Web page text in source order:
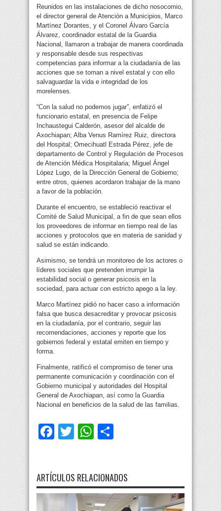
Reunidos en las instalaciones de dicho nosocomio,
el director general de Atención a Municipios, Marco
Martínez Dorantes, y el Coronel Álvaro García
Álvarez, coordinador estatal de la Guardia
Nacional, llamaron a trabajar de manera coordinada
y responsable desde sus respectivas
competencias para informar a la ciudadanía de las
acciones que se toman a nivel estatal y con ello
salvaguardar la vida e integridad de los
morelenses.
“Con la salud no podemos jugar”, enfatizó el
funcionario estatal, en presencia de Felipe
Inchaustegui Calderón, asesor del alcalde de
Axochiapan; Alba Venus Ramírez Ruiz, directora
del Hospital; Omecihuatl Estrada Pérez, jefe de
departamento de Control y Regulación de Procesos
de Atención Médica Hospitalaria; Miguel Ángel
López Lugo, de la Dirección General de Gobierno;
entre otros, quienes acordaron trabajar de la mano
a favor de la población.
Durante el encuentro, se estableció reactivar el
Comité de Salud Municipal, a fin de que sean ellos
los proveedores de informar en tiempo real de las
acciones y protocolos que en materia de sanidad y
salud se están indicando.
Asimismo, se tendrá un monitoreo de los actores o
líderes sociales que pretenden irrumpir la
estabilidad social o generar psicosis en la
sociedad, para actuar con estricto apego a la ley.
Marco Martínez pidió no hacer caso a información
falsa que busca desacreditar y provocar psicosis
en la ciudadanía, por el contrario, seguir las
recomendaciones, acciones y reporte que los
gobiernos federal y estatal emiten en tiempo y
forma.
Finalmente, ratificó el compromiso de tener una
permanente comunicación y coordinación con el
Gobierno municipal y autoridades del Hospital
General de Axochiapan, así como la Guardia
Nacional en beneficios de la salud de las familias.
Facebook
TwitterWhatsApp
ARTÍCULOS RELACIONADOS